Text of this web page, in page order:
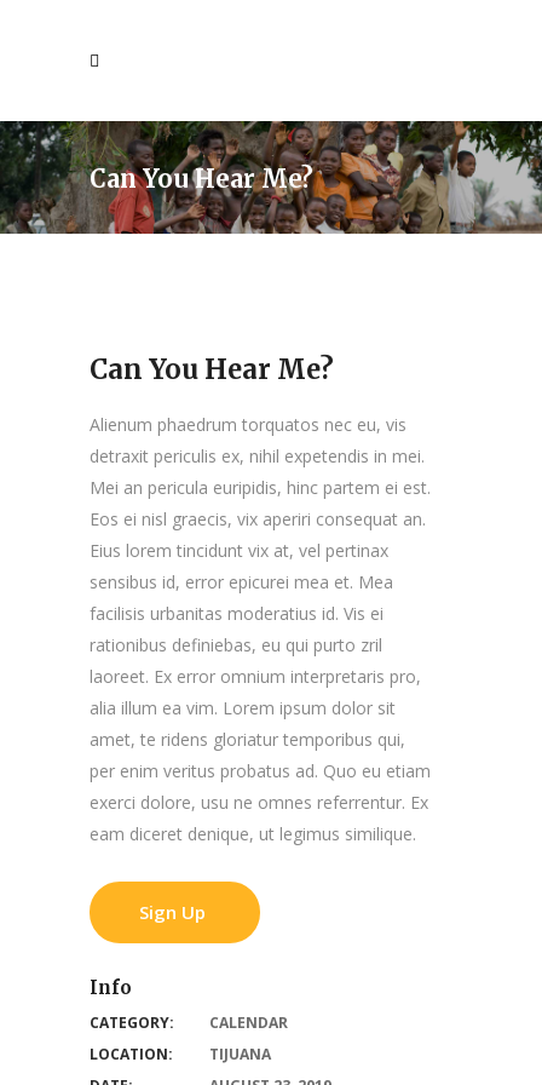
Can You Hear Me?
Can You Hear Me?
Alienum phaedrum torquatos nec eu, vis
detraxit periculis ex, nihil expetendis in mei.
Mei an pericula euripidis, hinc partem ei est.
Eos ei nisl graecis, vix aperiri consequat an.
Eius lorem tincidunt vix at, vel pertinax
sensibus id, error epicurei mea et. Mea
facilisis urbanitas moderatius id. Vis ei
rationibus definiebas, eu qui purto zril
laoreet. Ex error omnium interpretaris pro,
alia illum ea vim. Lorem ipsum dolor sit
amet, te ridens gloriatur temporibus qui,
per enim veritus probatus ad. Quo eu etiam
exerci dolore, usu ne omnes referrentur. Ex
eam diceret denique, ut legimus similique.
Sign Up
Info
CATEGORY:
CALENDAR
LOCATION:
TIJUANA